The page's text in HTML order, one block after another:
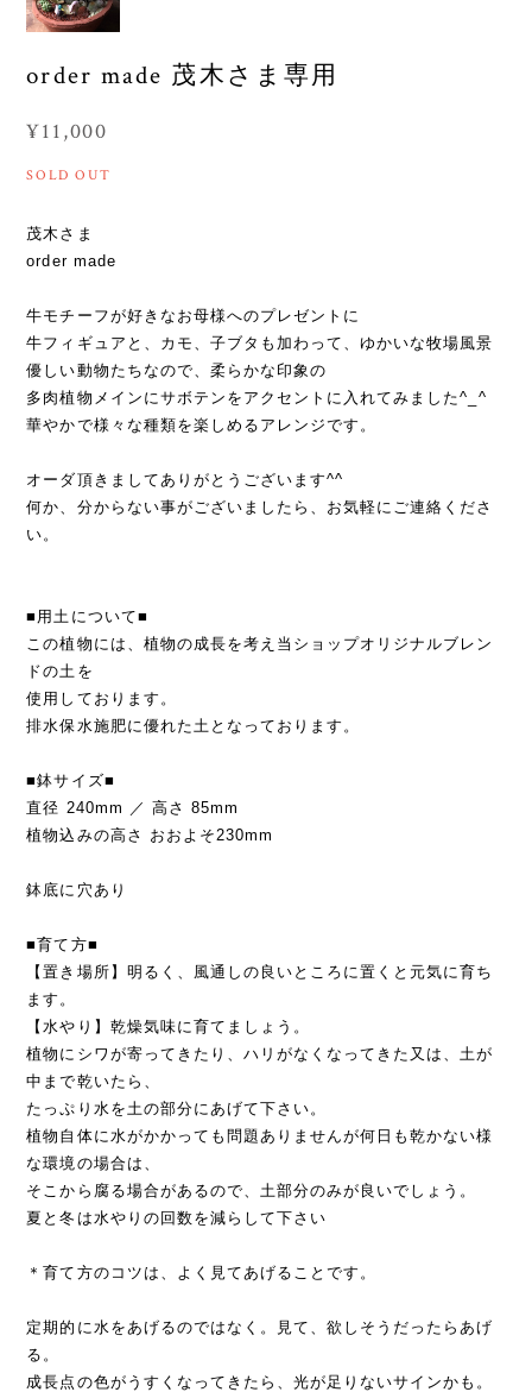
order made 茂木さま専用
¥11,000
SOLD OUT
茂木さま
order made
牛モチーフが好きなお母様へのプレゼントに
牛フィギュアと、カモ、子ブタも加わって、ゆかいな牧場風景
優しい動物たちなので、柔らかな印象の
多肉植物メインにサボテンをアクセントに入れてみました^_^
華やかで様々な種類を楽しめるアレンジです。
オーダ頂きましてありがとうございます^^
何か、分からない事がございましたら、お気軽にご連絡くださ
い。
■用土について■
この植物には、植物の成長を考え当ショップオリジナルブレン
ドの土を
使用しております。
排水保水施肥に優れた土となっております。
■鉢サイズ■
直径 240mm ／ 高さ 85mm
植物込みの高さ おおよそ230mm
鉢底に穴あり
■育て方■
【置き場所】明るく、風通しの良いところに置くと元気に育ち
ます。
【水やり】乾燥気味に育てましょう。
植物にシワが寄ってきたり、ハリがなくなってきた又は、土が
中まで乾いたら、
たっぷり水を土の部分にあげて下さい。
植物自体に水がかかっても問題ありませんが何日も乾かない様
な環境の場合は、
そこから腐る場合があるので、土部分のみが良いでしょう。
夏と冬は水やりの回数を減らして下さい
＊育て方のコツは、よく見てあげることです。
定期的に水をあげるのではなく。見て、欲しそうだったらあげ
る。
成長点の色がうすくなってきたら、光が足りないサインかも。